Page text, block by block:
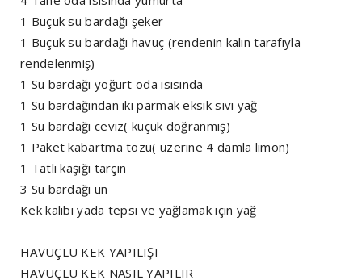
1 Buçuk su bardağı şeker
1 Buçuk su bardağı havuç (rendenin kalın tarafıyla
rendelenmiş)
1 Su bardağı yoğurt oda ısısında
1 Su bardağından iki parmak eksik sıvı yağ
1 Su bardağı ceviz( küçük doğranmış)
1 Paket kabartma tozu( üzerine 4 damla limon)
1 Tatlı kaşığı tarçın
3 Su bardağı un
Kek kalıbı yada tepsi ve yağlamak için yağ
HAVUÇLU KEK YAPILIŞI
HAVUÇLU KEK NASIL YAPILIR